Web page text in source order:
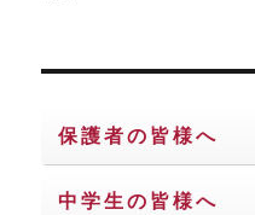
保護者の皆様へ
中学生の皆様へ